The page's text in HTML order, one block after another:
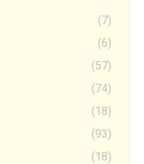
(7)
(6)
(57)
(74)
(18)
(93)
(18)